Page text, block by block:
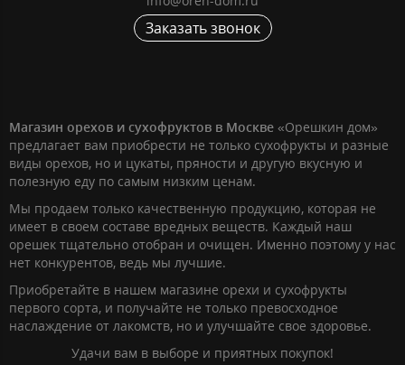
Заказать звонок
Магазин орехов и сухофруктов в Москве «Орешкин дом»
предлагает вам приобрести не только сухофрукты и разные
виды орехов, но и цукаты, пряности и другую вкусную и
полезную еду по самым низким ценам.
Мы продаем только качественную продукцию, которая не
имеет в своем составе вредных веществ. Каждый наш
орешек тщательно отобран и очищен. Именно поэтому у нас
нет конкурентов, ведь мы лучшие.
Приобретайте в нашем магазине орехи и сухофрукты
первого сорта, и получайте не только превосходное
наслаждение от лакомств, но и улучшайте свое здоровье.
Удачи вам в выборе и приятных покупок!